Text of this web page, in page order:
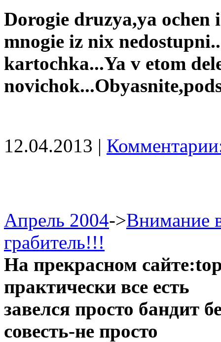
Dorogie druzya,ya
mnogie iz nix
kartochka...Ya v etom
12.04.2013 |
Апрель 2004->Внимание
грабитель!!!
На прекрасном
практически все есть
завелся просто бандит
совесть-не просто